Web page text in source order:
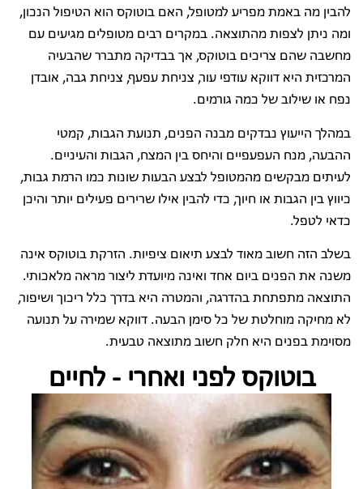
להבין מה באמת מפריע למטופל, האם בוטוקס הוא הטיפול הנכון,
ומה ניתן לצפות מהתוצאה. במקרים רבים מטופלים מגיעים עם
מחשבה שהם צריכים בוטוקס, אך בבדיקה מתברר שהבעיה
המרכזית היא דווקא עודפי עור, צניחת עפעף, צניחת גבה, אובדן
נפח או שילוב של כמה גורמים.
במהלך הייעוץ נבדקים מבנה הפנים, תנועת הגבות, קמטי
ההבעה, מנח העפעפיים והיחס בין המצח, הגבות והעיניים.
לעיתים מבקשים מהמטופל לבצע הבעות שונות כמו הרמת גבות,
כיווץ בין הגבות או חיוך, כדי להבין אילו שרירים פעילים יותר והיכן
כדאי לטפל.
בשלב הזה חשוב מאוד לבצע תיאום ציפיות. הזרקת בוטוקס אינה
משנה את הפנים ביום אחד ואינה מיועדת ליצור מראה מלאכותי.
התוצאה מתפתחת בהדרגה, והמטרה היא בדרך כלל ריכוך ושיפור,
לא מחיקה מוחלטת של כל סימן הבעה. דווקא שמירה על תנועה
מסוימת בפנים היא חלק חשוב מתוצאה טבעית.
בוטוקס לפני ואחרי - לחיים